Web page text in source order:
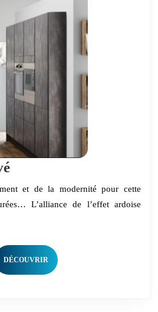
Calme
retrouvé
et de la modernité pour cette
L’alliance de l’effet ardoise
DÉCOUVRIR DÉCOUVRIR